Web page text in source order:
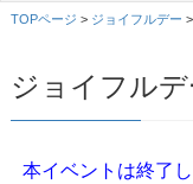
TOPページ > ジョイフルデー >
ジョイフルデ
本イベントは終了